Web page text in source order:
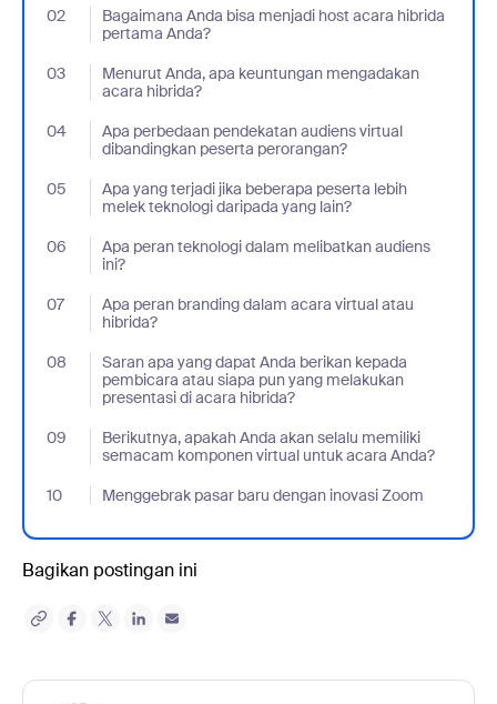
02
Bagaimana Anda bisa menjadi host acara hibrida
pertama Anda?
- Jumplink to Bagaimana Anda bisa menjadi host acara hibrida
03
Menurut Anda, apa keuntungan mengadakan
acara hibrida?
- Jumplink to Menurut Anda, apa keuntungan mengadakan
04
Apa perbedaan pendekatan audiens virtual
dibandingkan peserta perorangan?
- Jumplink to Apa perbedaan pendekatan audiens virtual
05
Apa yang terjadi jika beberapa peserta lebih
melek teknologi daripada yang lain?
- Jumplink to Apa yang terjadi jika beberapa peserta lebih
06
Apa peran teknologi dalam melibatkan audiens
ini?
- Jumplink to Apa peran teknologi dalam melibatkan audiens ini?
07
Apa peran branding dalam acara virtual atau
hibrida?
- Jumplink to Apa peran branding dalam acara virtual atau
08
Saran apa yang dapat Anda berikan kepada
pembicara atau siapa pun yang melakukan
presentasi di acara hibrida?
- Jumplink to Saran apa yang dapat Anda berikan kepada
09
Berikutnya, apakah Anda akan selalu memiliki
semacam komponen virtual untuk acara Anda?
- Jumplink to Berikutnya, apakah Anda akan selalu memiliki
10 Menggebrak pasar baru dengan inovasi Zoom
- Jumplink to Menggebrak pasar baru dengan inovasi Zoom
Bagikan postingan ini